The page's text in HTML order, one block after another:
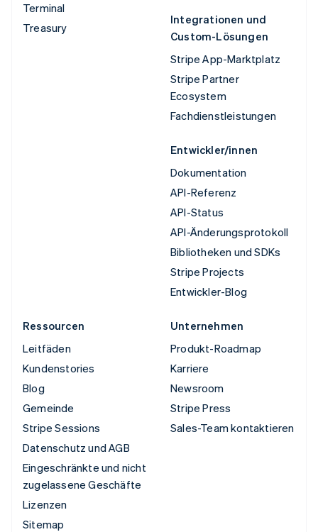
Terminal
Treasury
Integrationen und
Custom-Lösungen
Stripe App-Marktplatz
Stripe Partner
Ecosystem
Fachdienstleistungen
Entwickler/innen
Dokumentation
API-Referenz
API-Status
API-Änderungsprotokoll
Bibliotheken und SDKs
Stripe Projects
Entwickler-Blog
Ressourcen
Leitfäden
Kundenstories
Blog
Gemeinde
Stripe Sessions
Datenschutz und AGB
Eingeschränkte und nicht
zugelassene Geschäfte
Lizenzen
Sitemap
Unternehmen
Produkt-Roadmap
Karriere
Newsroom
Stripe Press
Sales-Team kontaktieren